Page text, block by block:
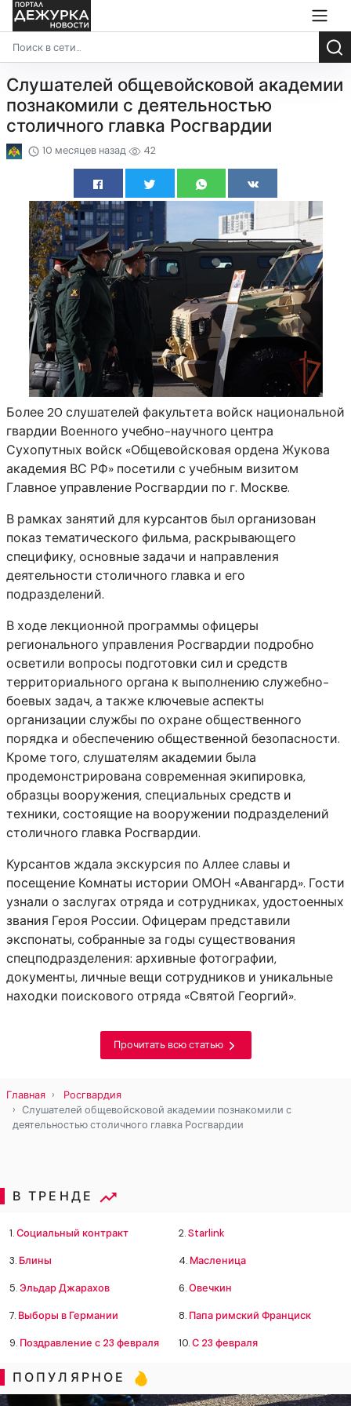
Слушателей общевойсковой академии
познакомили с деятельностью
столичного главка Росгвардии
10 месяцев назад 42
Более 20 слушателей факультета войск национальной
гвардии Военного учебно-научного центра
Сухопутных войск «Общевойсковая ордена Жукова
академия ВС РФ» посетили с учебным визитом
Главное управление Росгвардии по г. Москве.
В рамках занятий для курсантов был организован
показ тематического фильма, раскрывающего
специфику, основные задачи и направления
деятельности столичного главка и его
подразделений.
В ходе лекционной программы офицеры
регионального управления Росгвардии подробно
осветили вопросы подготовки сил и средств
территориального органа к выполнению служебно-
боевых задач, а также ключевые аспекты
организации службы по охране общественного
порядка и обеспечению общественной безопасности.
Кроме того, слушателям академии была
продемонстрирована современная экипировка,
образцы вооружения, специальных средств и
техники, состоящие на вооружении подразделений
столичного главка Росгвардии.
Курсантов ждала экскурсия по Аллее славы и
посещение Комнаты истории ОМОН «Авангард». Гости
узнали о заслугах отряда и сотрудниках, удостоенных
звания Героя России. Офицерам представили
экспонаты, собранные за годы существования
спецподразделения: архивные фотографии,
документы, личные вещи сотрудников и уникальные
находки поискового отряда «Святой Георгий».
Прочитать всю статью
Главная
Росгвардия
Слушателей общевойсковой академии познакомили с
деятельностью столичного главка Росгвардии
В ТРЕНДЕ
1.Социальный контракт 2.Starlink
3. Блины 4. Масленица
5.Эльдар Джарахов 6.Овечкин
7. Выборы в Германии 8. Папа римский Франциск
9. Поздравление с 23 февраля 10.С 23 февраля
ПОПУЛЯРНОЕ